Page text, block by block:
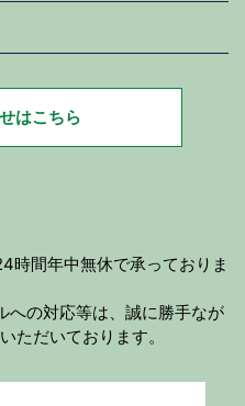
はこちら
時間年中無休で承っておりま
への対応等は、誠に勝手なが
ただいております。